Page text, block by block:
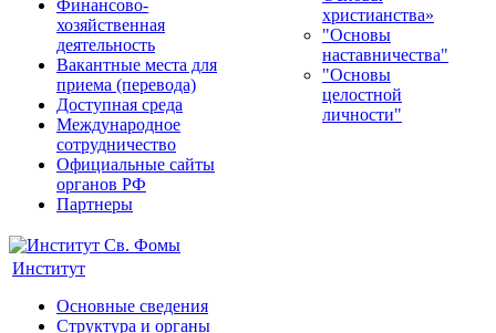
Финансово-
хозяйственная
деятельность
Вакантные места для
приема (перевода)
Доступная среда
Международное
сотрудничество
Официальные сайты
органов РФ
Партнеры
христианства»
"Основы
наставничества"
"Основы
целостной
личности"
Институт
Основные сведения
Структура и органы